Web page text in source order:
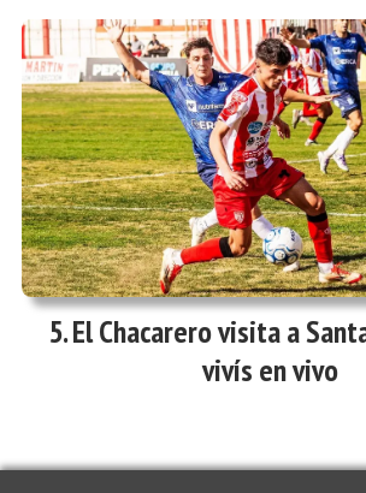
El Chacarero visita a
vivís en vivo